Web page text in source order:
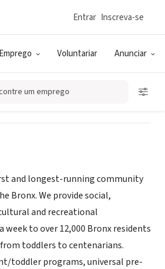
Voluntariar Anunciar
Entrar Inscreva-se
um emprego
and longest-running community
Bronx. We provide social,
and recreational
week to over 12,000 Bronx residents
toddlers to centenarians.
toddler programs, universal pre-